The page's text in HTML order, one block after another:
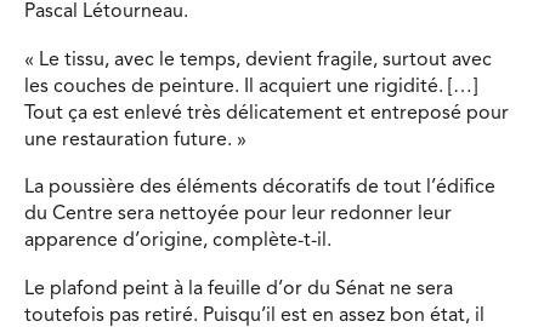
Pascal Létourneau.
« Le tissu, avec le temps, devient fragile, surtout avec
les couches de peinture. Il acquiert une rigidité. […]
Tout ça est enlevé très délicatement et entreposé pour
une restauration future. »
La poussière des éléments décoratifs de tout l’édifice
du Centre sera nettoyée pour leur redonner leur
apparence d’origine, complète-t-il.
Le plafond peint à la feuille d’or du Sénat ne sera
toutefois pas retiré. Puisqu’il est en assez bon état, il